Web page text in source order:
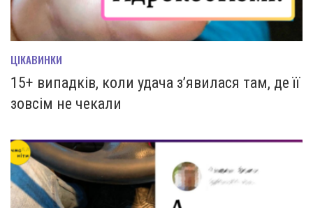
ЦІКАВИНКИ
15+ випадків, коли удача з’явилася там, де її
зовсім не чекали